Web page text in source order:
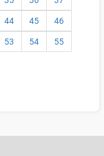
44 45 46
53 54 55